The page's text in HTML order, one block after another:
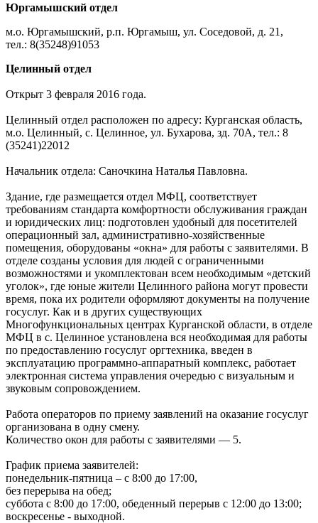
Юргамышский отдел
м.о. Юргамышский, р.п. Юргамыш, ул. Соседовой, д. 21,
тел.: 8(35248)91053
Целинный отдел
Открыт 3 февраля 2016 года.
Целинный отдел расположен по адресу: Курганская область,
м.о. Целинный, с. Целинное, ул. Бухарова, зд. 70А, тел.: 8
(35241)22012
Начальник отдела: Саночкина Наталья Павловна.
Здание, где размещается отдел МФЦ, соответствует
требованиям стандарта комфортности обслуживания граждан
и юридических лиц: подготовлен удобный для посетителей
операционный зал, административно-хозяйственные
помещения, оборудованы «окна» для работы с заявителями. В
отделе созданы условия для людей с ограниченными
возможностями и укомплектован всем необходимым «детский
уголок», где юные жители Целинного района могут провести
время, пока их родители оформляют документы на получение
госуслуг. Как и в других существующих
Многофункциональных центрах Курганской области, в отделе
МФЦ в с. Целинное установлена вся необходимая для работы
по предоставлению госуслуг оргтехника, введен в
эксплуатацию программно-аппаратный комплекс, работает
электронная система управления очередью с визуальным и
звуковым сопровождением.
Работа операторов по приему заявлений на оказание госуслуг
организована в одну смену.
Количество окон для работы с заявителями — 5.
График приема заявителей:
понедельник-пятница – с 8:00 до 17:00,
без перерыва на обед;
суббота с 8:00 до 17:00, обеденный перерыв с 12:00 до 13:00;
воскресенье - выходной.